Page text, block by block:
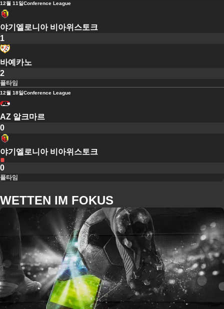
12월 11일Conference League
야기엘로니아 비아위스토크
1
바예카노
2
풀타임
12월 18일Conference League
AZ 알크마르
0
야기엘로니아 비아위스토크
0
풀타임
WETTEN IM FOKUS